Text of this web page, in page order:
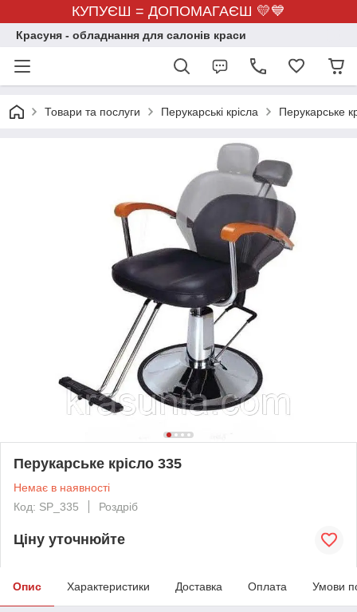
КУПУЄШ = ДОПОМАГАЄШ 💛💙
Красуня - обладнання для салонів краси
Товари та послуги Перукарські крісла Перукарське
Перукарське крісло 335
Немає в наявності
Код: SP_335
Роздріб
Ціну уточнюйте
Опис Характеристики Доставка Оплата Умови